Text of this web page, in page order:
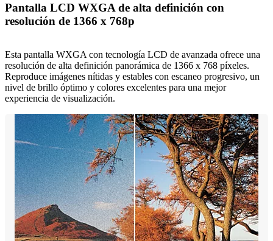
Pantalla LCD WXGA de alta definición con
resolución de 1366 x 768p
Esta pantalla WXGA con tecnología LCD de avanzada ofrece una
resolución de alta definición panorámica de 1366 x 768 píxeles.
Reproduce imágenes nítidas y estables con escaneo progresivo, un
nivel de brillo óptimo y colores excelentes para una mejor
experiencia de visualización.